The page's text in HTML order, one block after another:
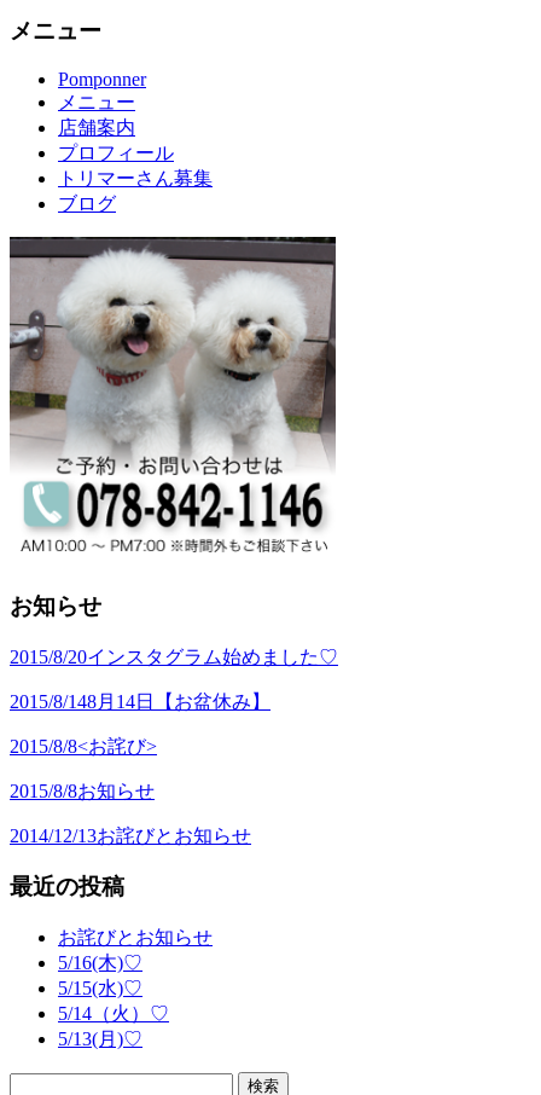
メニュー
Pomponner
メニュー
店舗案内
プロフィール
トリマーさん募集
ブログ
お知らせ
2015/8/20インスタグラム始めました♡
2015/8/148月14日【お盆休み】
2015/8/8<お詫び>
2015/8/8お知らせ
2014/12/13お詫びとお知らせ
最近の投稿
お詫びとお知らせ
5/16(木)♡
5/15(水)♡
5/14（火）♡
5/13(月)♡